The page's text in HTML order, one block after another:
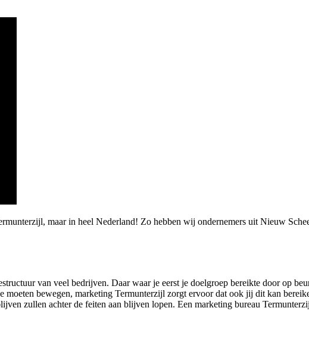
maar in heel Nederland! Zo hebben wij ondernemers uit Nieuw
van veel bedrijven. Daar waar je eerst je doelgroep bereikte door op
bewegen, marketing Termunterzijl zorgt ervoor dat ook jij dit kan
zullen achter de feiten aan blijven lopen. Een marketing bureau